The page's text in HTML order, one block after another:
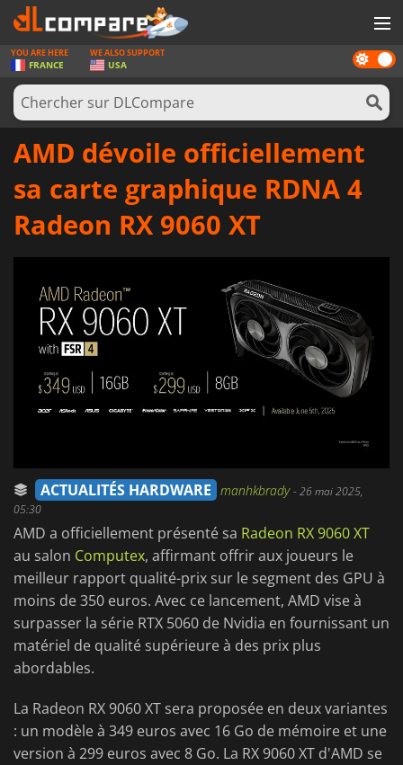
JEUX
CARTES PRÉPAYÉES
LOGICIELS
Dark
mode
YOU ARE HERE
FRANCE
WE ALSO SUPPORT
USA
AMD dévoile officiellement
sa carte graphique RDNA 4
Radeon RX 9060 XT
ACTUALITÉS HARDWARE manhkbrady-26 mai 2025,
05:30
AMD a officiellement présenté sa Radeon RX 9060 XT
au salon Computex, affirmant offrir aux joueurs le
meilleur rapport qualité-prix sur le segment des GPU à
moins de 350 euros. Avec ce lancement, AMD vise à
surpasser la série RTX 5060 de Nvidia en fournissant un
matériel de qualité supérieure à des prix plus
abordables.
La Radeon RX 9060 XT sera proposée en deux variantes
: un modèle à 349 euros avec 16 Go de mémoire et une
version à 299 euros avec 8 Go. La RX 9060 XT d'AMD se